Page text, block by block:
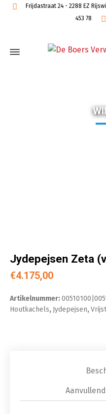
Frijdastraat 24 - 2288 EZ
453 78
Jydepejsen Zeta
€4.175,00
Artikelnummer:
Houtkachels, Jydepejsen,